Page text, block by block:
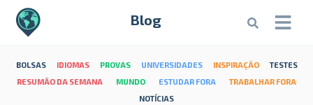
Blog
BOLSAS IDIOMAS PROVAS UNIVERSIDADES INSPIRAÇÃO
TESTES
RESUMÃO DA SEMANA
MUNDO ESTUDAR FORA
TRABALHAR FORA
NOTÍCIAS